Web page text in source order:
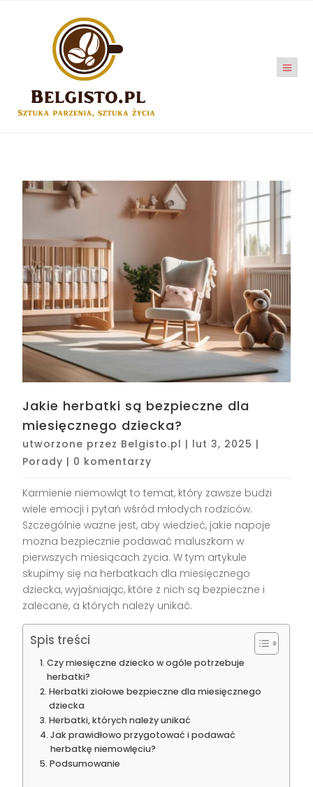
Jakie herbatki są bezpieczne dla
miesięcznego dziecka?
utworzone przez Belgisto.pl | lut 3, 2025 |
Porady | 0 komentarzy
Karmienie niemowląt to temat, który zawsze budzi
wiele emocji i pytań wśród młodych rodziców.
Szczególnie ważne jest, aby wiedzieć, jakie napoje
można bezpiecznie podawać maluszkom w
pierwszych miesiącach życia. W tym artykule
skupimy się na herbatkach dla miesięcznego
dziecka, wyjaśniając, które z nich są bezpieczne i
zalecane, a których należy unikać.
Spis treści
Czy miesięczne dziecko w ogóle potrzebuje
herbatki?
Herbatki ziołowe bezpieczne dla miesięcznego
dziecka
Herbatki, których należy unikać
Jak prawidłowo przygotować i podawać
herbatkę niemowlęciu?
Podsumowanie